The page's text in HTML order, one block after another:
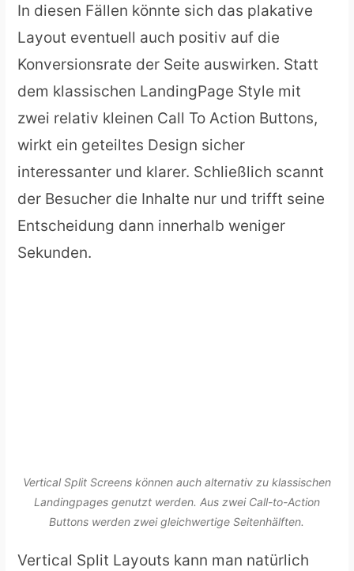
In diesen Fällen könnte sich das plakative
Layout eventuell auch positiv auf die
Konversionsrate der Seite auswirken. Statt
dem klassischen LandingPage Style mit
zwei relativ kleinen Call To Action Buttons,
wirkt ein geteiltes Design sicher
interessanter und klarer. Schließlich scannt
der Besucher die Inhalte nur und trifft seine
Entscheidung dann innerhalb weniger
Sekunden.
Vertical Split Screens können auch alternativ zu klassischen
Landingpages genutzt werden. Aus zwei Call-to-Action
Buttons werden zwei gleichwertige Seitenhälften.
Vertical Split Layouts kann man natürlich